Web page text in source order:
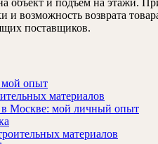
объект и подъем на этажи.
и возможность возврата
поставщиков.
мой опыт
материалов
в Москве: мой личный опыт
материалов